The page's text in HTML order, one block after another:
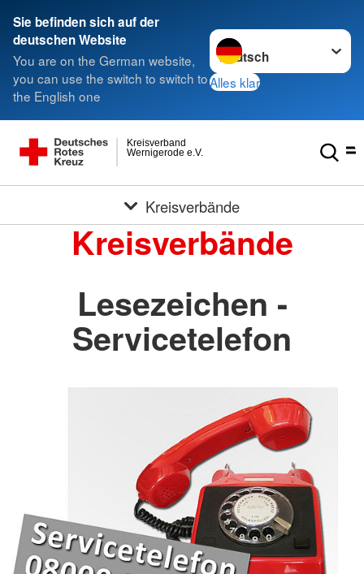
Sie befinden sich auf der
deutschen Website
You are on the German website,
you can use the switch to switch to
the English one
Sprache wechseln zu
Alles klar
Wernigerode e.V.
Kreisverband
Kreisverbände
Kreisverbände
Lesezeichen -
Servicetelefon